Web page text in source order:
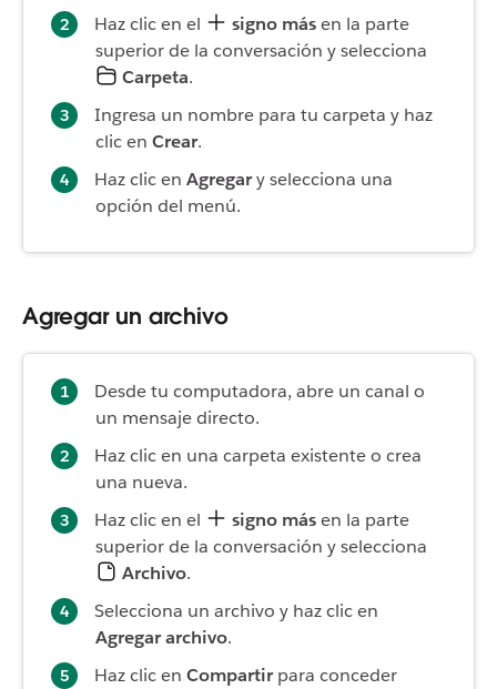
Haz clic en el
signo másen la parte
superior de la conversación y selecciona
Carpeta.
Ingresa un nombre para tu carpeta y haz
clic en Crear.
Haz clic en Agregary selecciona una
opción del menú.
Agregar un archivo
Desde tu computadora, abre un canal o
un mensaje directo.
Haz clic en una carpeta existente o crea
una nueva.
Haz clic en el
signo másen la parte
superior de la conversación y selecciona
Archivo.
Selecciona un archivo y haz clic en
Agregar archivo.
Haz clic en Compartirpara conceder